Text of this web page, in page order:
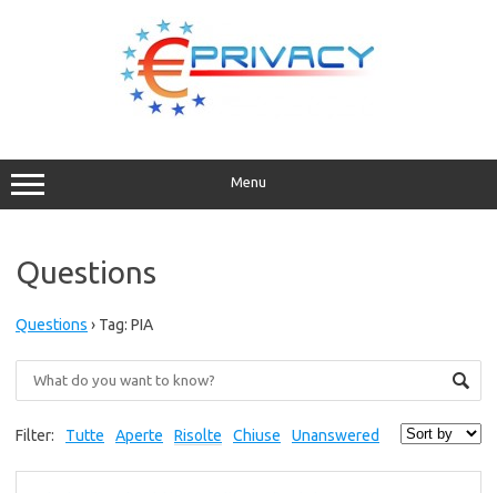
Menu
Questions
Questions › Tag: PIA
Filter: Tutte Aperte Risolte Chiuse Unanswered